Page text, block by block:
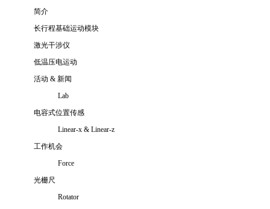
简介
长行程基础运动模块
激光干涉仪
低温压电运动
活动 & 新闻
Lab
电容式位置传感
Linear-x& Linear-z
工作机会
Force
光栅尺
Rotator